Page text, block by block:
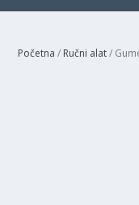
Početna / Ručni alat/